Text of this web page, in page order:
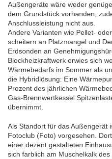
Außengeräte wäre weder
dem Grundstück vorhanden,
Anschlussleistung nicht aus.
Andere Varianten wie Pellet-
scheitern an Platzmangel und
Erdsonden an
Blockheizkraftwerk erwies sich
Wärmebedarfs im Sommer als
die Hybridlösung: Eine
Prozent des jährlichen
Gas-Brennwertkessel
übernimmt.
Als Standort für das Außengerät
Fotoclub (Foto) vorgesehen.
einer dezent gestalteten
sich farblich am Muschelkalk